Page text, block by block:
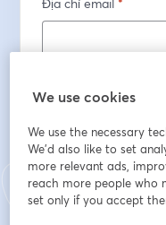
Họ*
We use cookies
We use the necessary
We'd also like to set
more relevant ads,
reach more people who
set only if you accept